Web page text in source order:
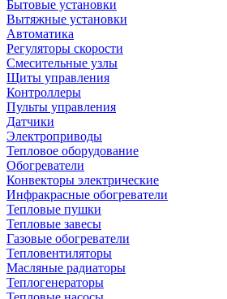
Бытовые установки
Вытяжные установки
Автоматика
Регуляторы скорости
Смесительные узлы
Щиты управления
Контроллеры
Пульты управления
Датчики
Электроприводы
Тепловое оборудование
Обогреватели
Конвекторы электрические
Инфракрасные обогреватели
Тепловые пушки
Тепловые завесы
Газовые обогреватели
Тепловентиляторы
Масляные радиаторы
Теплогенераторы